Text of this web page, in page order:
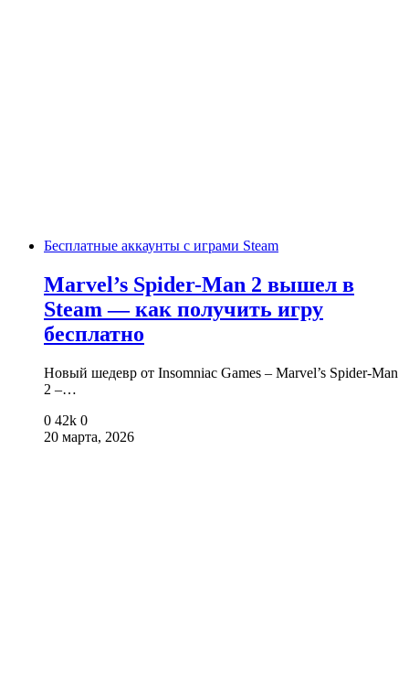
Бесплатные аккаунты с играми Steam
Marvel’s Spider-Man 2 вышел в
Steam — как получить игру
бесплатно
Новый шедевр от Insomniac Games – Marvel’s Spider-Man
2 –…
0 42k 0
20 марта, 2026